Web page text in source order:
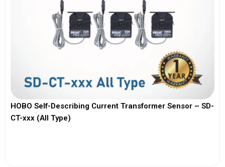
HOBO Self-Describing Current Transformer Sensor – SD-
CT-xxx (All Type)